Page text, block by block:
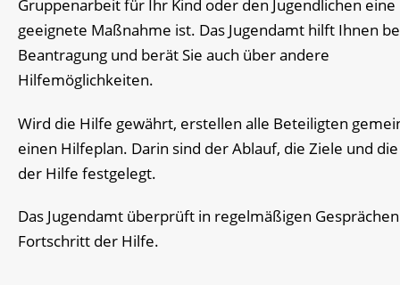
Gruppenarbeit für Ihr Kind oder den Jugendlichen eine
geeignete Maßnahme ist. Das Jugendamt hilft Ihnen
Beantragung und berät Sie auch über andere
Hilfemöglichkeiten.
Wird die Hilfe gewährt, erstellen alle Beteiligten
einen Hilfeplan. Darin sind der Ablauf, die Ziele und
der Hilfe festgelegt.
Das Jugendamt überprüft in regelmäßigen
Fortschritt der Hilfe.